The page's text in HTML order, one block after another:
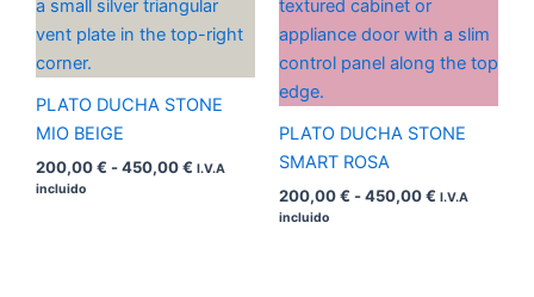
PLATO DUCHA STONE
MIO BEIGE
200,00€ -450,00€
precios:
desde
I.V.A
incluido
PLATO DUCHA STONE
SMART ROSA
200,00€ -450,00€
desde
200,00 €
hasta
I.V.A
incluido